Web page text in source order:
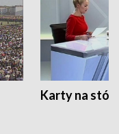
Karty na